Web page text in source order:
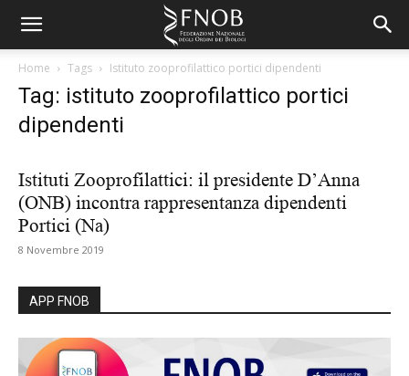
Home Tags Istituto zooprofilattico portici dipendenti
Tag: istituto zooprofilattico portici
dipendenti
Istituti Zooprofilattici: il presidente D’Anna
(ONB) incontra rappresentanza dipendenti
Portici (Na)
8 Novembre 2019
APP FNOB